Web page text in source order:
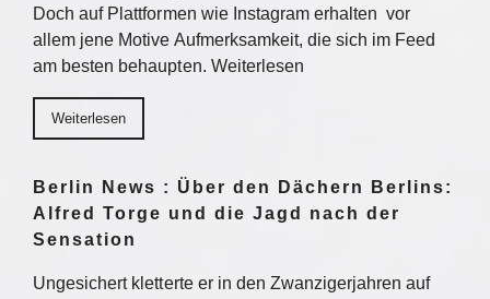
Doch auf Plattformen wie Instagram erhalten vor
allem jene Motive Aufmerksamkeit, die sich im Feed
am besten behaupten. Weiterlesen
Weiterlesen
Berlin News : Über den Dächern Berlins:
Alfred Torge und die Jagd nach der
Sensation
Ungesichert kletterte er in den Zwanzigerjahren auf